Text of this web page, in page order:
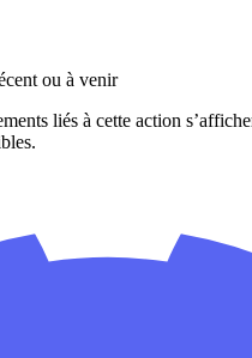
ou à venir
liés à cette action